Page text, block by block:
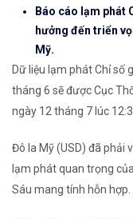
Báo cáo lạm phát
hưởng đến triển
Mỹ.
Dữ liệu lạm phát Chỉ số
tháng 6 sẽ được Cục
ngày 12 tháng 7 lúc
Đô la Mỹ (USD) đã phải
lạm phát quan trọng
Sáu mang tính hỗn hợp.